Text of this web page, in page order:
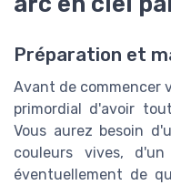
Préparation et
Avant de commencer
primordial d'avoir
Vous aurez besoin
couleurs vives,
éventuellement de